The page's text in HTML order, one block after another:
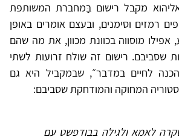
מקבל רישום בַּמחברת המשותפת
רמזים וסימנים, ובעצם אומרים באופן
אפילו מוסווה בכוונת מכוון, את מה שהם
שסביבם. רישום זה שולח זרועות לשתי
לחיים במדבר״, שבמקביל היא גם
המחוקה והמודחקת שסביבם:
לאמא ולגילה בבודפשט עם